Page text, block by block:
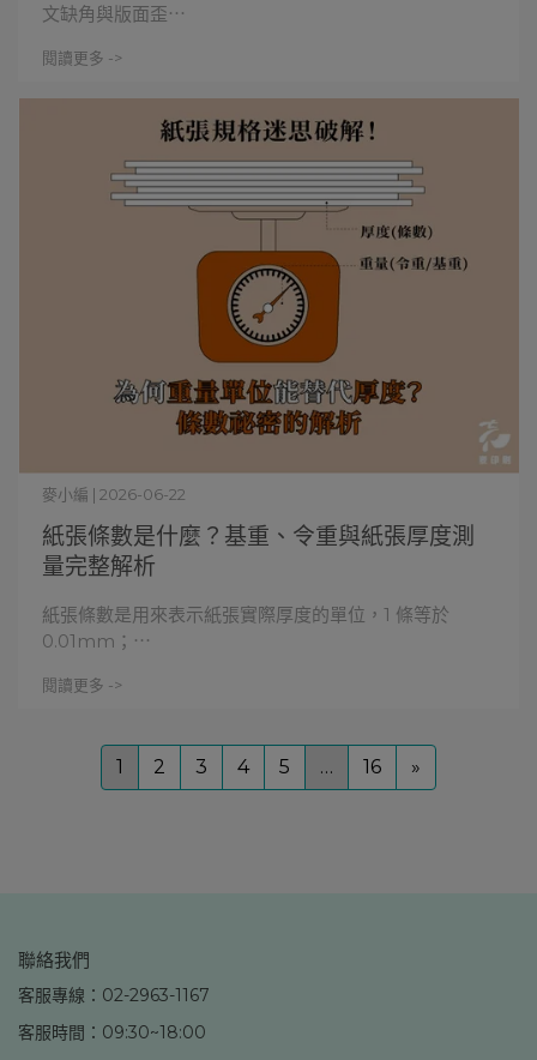
文缺角與版面歪⋯
閱讀更多 ->
紙張條數是什麼？基重、令重與紙張厚度測
量完整解析
麥小編 | 2026-06-22
紙張條數是用來表示紙張實際厚度的單位，1 條等於
0.01mm；⋯
閱讀更多 ->
1 2 3 4 5 … 16 »
聯絡我們
客服專線：02-2963-1167
客服時間：09:30~18:00